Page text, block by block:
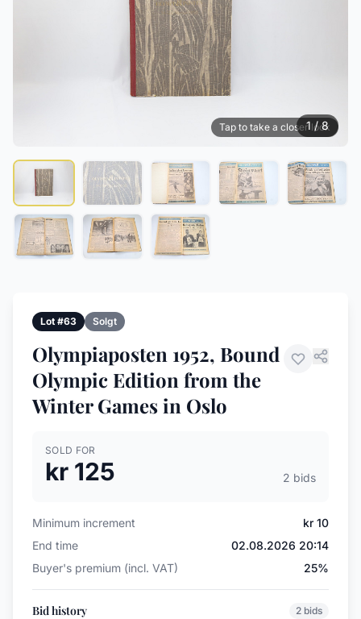
Tap to take a closer look
1 / 8
Lot #63 Solgt
Olympiaposten 1952, Bound
Olympic Edition from the
Winter Games in Oslo
SOLD FOR
kr 125 2 bids
Minimum increment
kr 10
End time
02.08.2026 20:14
Buyer's premium (incl. VAT)
25%
Bid history 2 bids